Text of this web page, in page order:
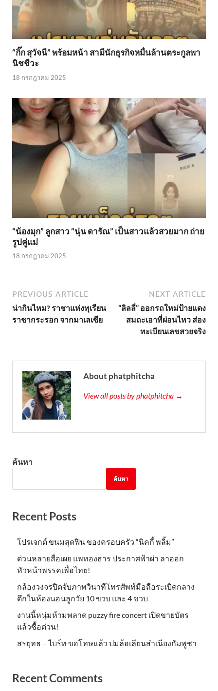
“กิ๊ก สุวัจนี” พร้อมหน้า สามีนักธุรกิจหมื่นล้านตระกูลพา
นิชชีวะ
18 กรกฎาคม 2025
“น้องมุก” ลูกสาว “นุ่น ดารัณ” เป็นสาวแล้วสวยมาก ถ่าย
รูปคู่แม่
18 กรกฎาคม 2025
PREVIOUS ARTICLE
น่ากินไหม? ราชาแห่งทุเรียน
ราชากระรอก จากมาเลเซีย
NEXT ARTICLE
“ลิลลี่” ออกรถใหม่ป้ายแดง
สมถะเอาที่ผ่อนไหว ส่อง
ทะเบียนเลขสวยจริง
About phatphitcha
View all posts by phatphitcha →
ค้นหา
ค้นหา
Recent Posts
โปรเจกต์ ขนมสุดฟิน ของครอบครัว “นิคกี้ พลิ้ม”
ด่วนหลายสื่อเผย แพทองธาร ประกาศฟ้าผ่า ลาออก
หัวหน้าพรรคเพื่อไทย!
กล้องวงจรปิดจับภาพวินาทีโทรศัพท์มือถือระเบิดกลาง
ดึกในห้องนอนลูกวัย 10 ขวบ และ 4 ขวบ
งานนี้หนุ่มห้ามพลาด puzzy fire concert เปิดขายบัตร
แล้วซื้อด่วน!
สรยุทธ – ไบร์ท ขอโทษแล้ว ปมล้อเลียนสำเนียงกัมพูชา
Recent Comments